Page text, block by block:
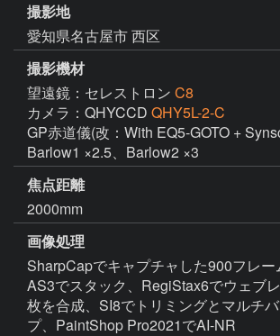
撮影地
愛知県名古屋市 西区
撮影機材
望遠鏡：セレストロン C8
カメラ：QHYCCD QHY5L-2-C
GP赤道儀(改：With EQ5-GOTO +
Barlow1 ×2.5、Barlow2 ×3
焦点距離
2000mm
画像処理
SharpCapでキャプチャした900フレ
AS3でスタック、RegiStax6でウェブ
枚を合成、SI8でトリミングとマルチ
プ、PaintShop Pro2021でAI-NR